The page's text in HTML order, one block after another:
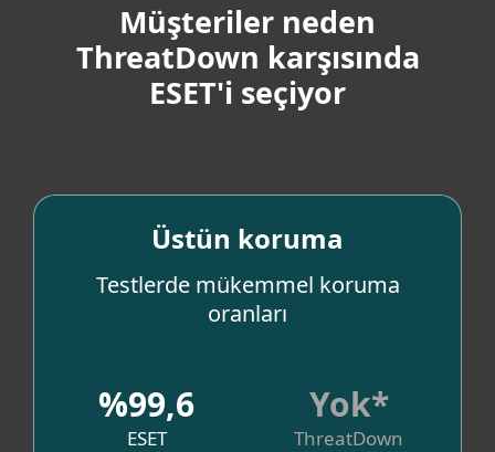
Müşteriler neden
ThreatDown karşısında
ESET'i seçiyor
Üstün koruma
Testlerde mükemmel koruma
oranları
%99,6
ESET
Yok*
ThreatDown
Tehditlerin önünde kalın